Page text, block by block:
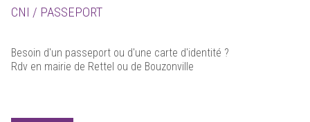
CNI / PASSEPORT
Besoin d'un passeport ou d'une carte d'identité ?
Rdv en mairie de Rettel ou de Bouzonville